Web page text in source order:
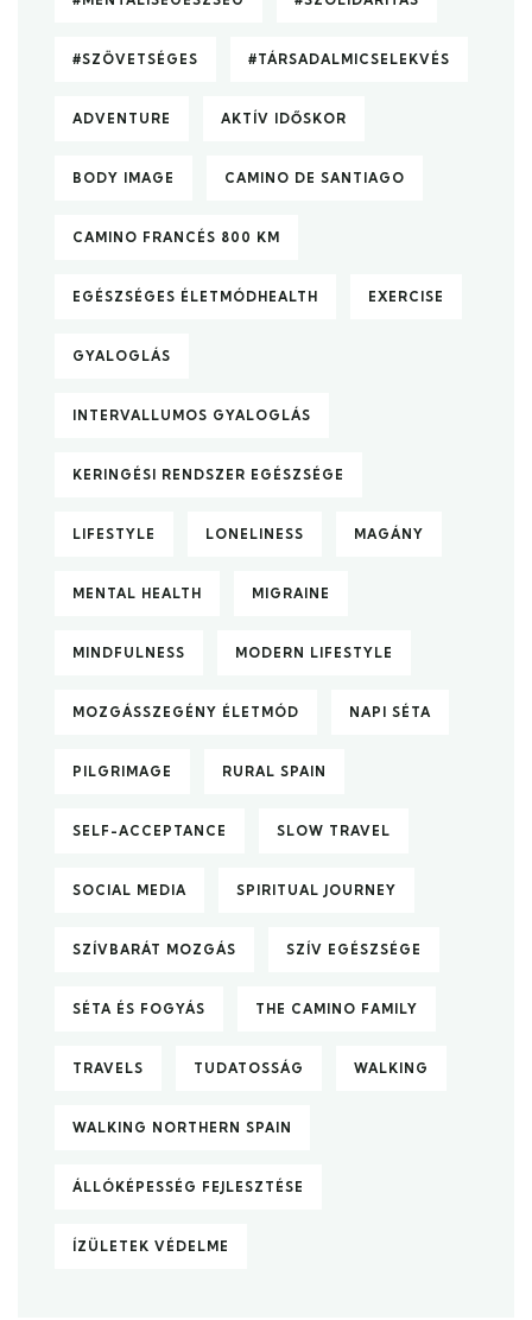
#SZÖVETSÉGES #TÁRSADALMICSELEKVÉS
ADVENTURE AKTÍV IDŐSKOR
BODY IMAGE CAMINO DE SANTIAGO
CAMINO FRANCÉS 800 KM
EGÉSZSÉGES ÉLETMÓDHEALTH EXERCISE
GYALOGLÁS
INTERVALLUMOS GYALOGLÁS
KERINGÉSI RENDSZER EGÉSZSÉGE
LIFESTYLE LONELINESS MAGÁNY
MENTAL HEALTH MIGRAINE
MINDFULNESS MODERN LIFESTYLE
MOZGÁSSZEGÉNY ÉLETMÓD NAPI SÉTA
PILGRIMAGE RURAL SPAIN
SELF-ACCEPTANCE SLOW TRAVEL
SOCIAL MEDIA SPIRITUAL JOURNEY
SZÍVBARÁT MOZGÁS SZÍV EGÉSZSÉGE
SÉTA ÉS FOGYÁS THE CAMINO FAMILY
TRAVELS TUDATOSSÁG WALKING
WALKING NORTHERN SPAIN
ÁLLÓKÉPESSÉG FEJLESZTÉSE
ÍZÜLETEK VÉDELME